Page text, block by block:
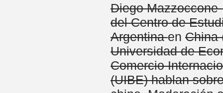
Diego Mazzoccone
del Centro de
Argentinaen China
Universidad de
Comercio
(UIBE) hablan